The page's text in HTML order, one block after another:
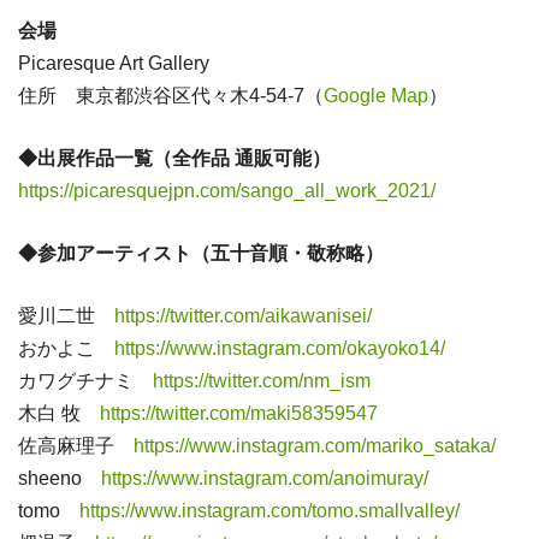
会場
Picaresque Art Gallery
住所 東京都渋谷区代々木4-54-7（Google Map）
◆出展作品一覧（全作品 通販可能）
https://picaresquejpn.com/sango_all_work_2021/
◆参加アーティスト（五十音順・敬称略）
愛川二世
https://twitter.com/aikawanisei/
おかよこ
https://www.instagram.com/okayoko14/
カワグチナミ
https://twitter.com/nm_ism
木白 牧
https://twitter.com/maki58359547
佐高麻理子
https://www.instagram.com/mariko_sataka/
sheeno
https://www.instagram.com/anoimuray/
tomo
https://www.instagram.com/tomo.smallvalley/